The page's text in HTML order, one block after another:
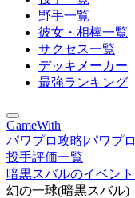
野手一覧
彼女・相棒一覧
サクセス一覧
デッキメーカー
最強ランキング
GameWith
パワプロ攻略|パワプ
投手評価一覧
暗黒スバルのイベン
幻の一球(暗黒スバル)